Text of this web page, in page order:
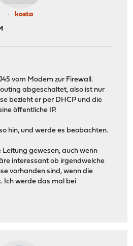
kosta
vom Modem zur Firewall.
abgeschaltet, also ist nur
bezieht er per DHCP und die
öffentliche IP.
hin, und werde es beobachten.
Leitung gewesen, auch wenn
interessant ob irgendwelche
vorhanden sind, wenn die
Ich werde das mal bei